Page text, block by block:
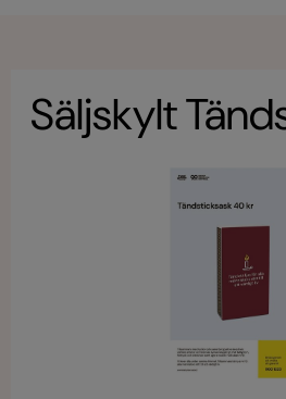
Säljskylt